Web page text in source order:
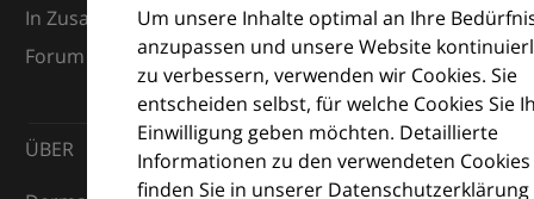
Um unsere Inhalte optimal an Ihre
anzupassen und unsere Website
zu verbessern, verwenden wir Cookies. Sie
entscheiden selbst, für welche Cookies Sie
Einwilligung geben möchten. Detaillierte
Informationen zu den verwendeten Cookies
finden Sie in unserer Datenschutzerklärung
In Zusammenarbeit mit dem European Dermatology
Forum (EDF) und Euroderm Excellence
ÜBER